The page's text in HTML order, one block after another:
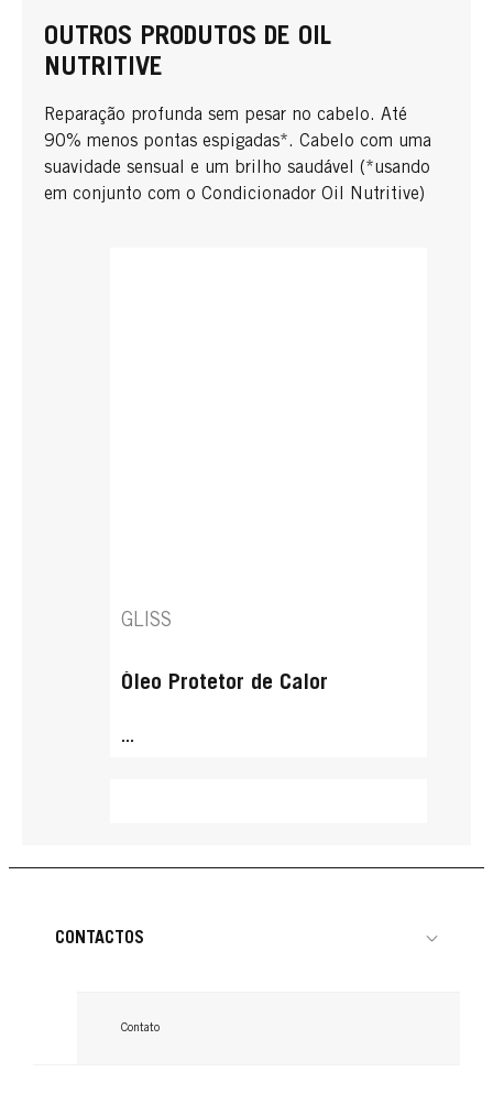
OUTROS PRODUTOS DE OIL
NUTRITIVE
Reparação profunda sem pesar no cabelo. Até
90% menos pontas espigadas*. Cabelo com uma
suavidade sensual e um brilho saudável (*usando
em conjunto com o Condicionador Oil Nutritive)
GLISS
Óleo Protetor de Calor
...
CONTACTOS
Contato